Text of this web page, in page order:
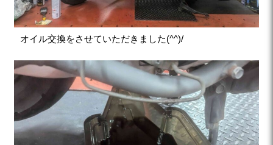
オイル交換をさせていただきました(^^)/